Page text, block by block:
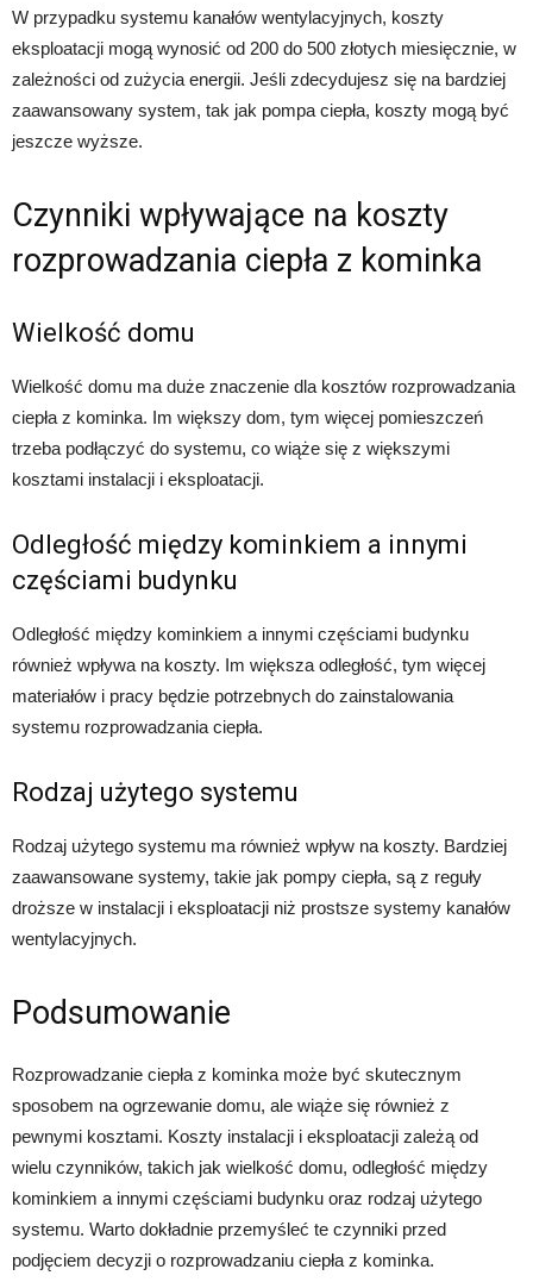
W przypadku systemu kanałów wentylacyjnych, koszty
eksploatacji mogą wynosić od 200 do 500 złotych miesięcznie, w
zależności od zużycia energii. Jeśli zdecydujesz się na bardziej
zaawansowany system, tak jak pompa ciepła, koszty mogą być
jeszcze wyższe.
Czynniki wpływające na koszty
rozprowadzania ciepła z kominka
Wielkość domu
Wielkość domu ma duże znaczenie dla kosztów rozprowadzania
ciepła z kominka. Im większy dom, tym więcej pomieszczeń
trzeba podłączyć do systemu, co wiąże się z większymi
kosztami instalacji i eksploatacji.
Odległość między kominkiem a innymi
częściami budynku
Odległość między kominkiem a innymi częściami budynku
również wpływa na koszty. Im większa odległość, tym więcej
materiałów i pracy będzie potrzebnych do zainstalowania
systemu rozprowadzania ciepła.
Rodzaj użytego systemu
Rodzaj użytego systemu ma również wpływ na koszty. Bardziej
zaawansowane systemy, takie jak pompy ciepła, są z reguły
droższe w instalacji i eksploatacji niż prostsze systemy kanałów
wentylacyjnych.
Podsumowanie
Rozprowadzanie ciepła z kominka może być skutecznym
sposobem na ogrzewanie domu, ale wiąże się również z
pewnymi kosztami. Koszty instalacji i eksploatacji zależą od
wielu czynników, takich jak wielkość domu, odległość między
kominkiem a innymi częściami budynku oraz rodzaj użytego
systemu. Warto dokładnie przemyśleć te czynniki przed
podjęciem decyzji o rozprowadzaniu ciepła z kominka.